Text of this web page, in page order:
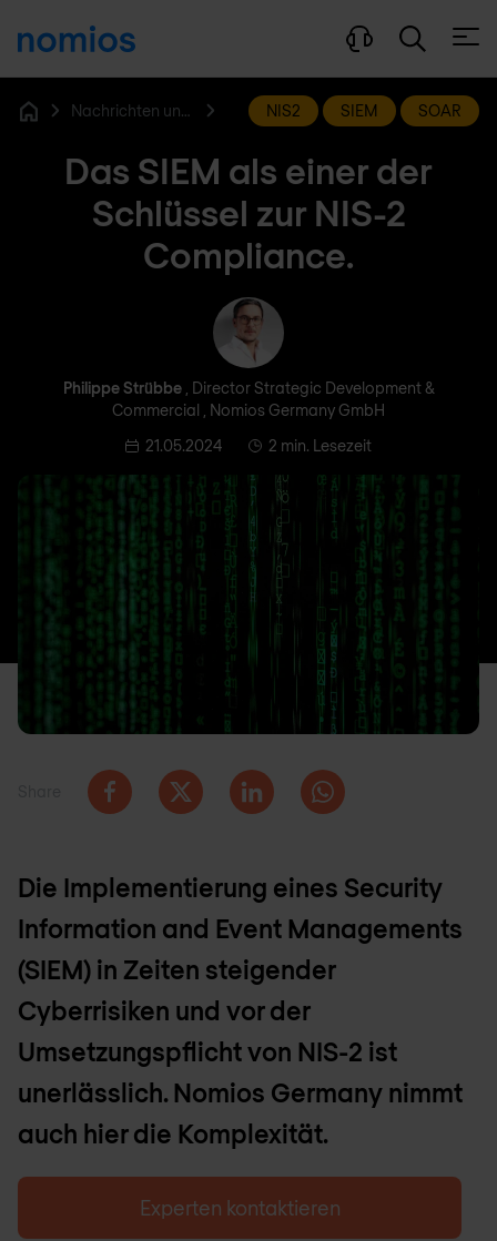
Nachrichten und Blog NIS2 SIEM SOAR
Das SIEM als einer der
Schlüssel zur NIS-2
Compliance.
Philippe Strübbe
Philippe Strübbe, Director Strategic Development &
Commercial , Nomios Germany GmbH
21.05.2024
2 min. Lesezeit
Die Implementierung eines Security
Information and Event Managements
(SIEM) in Zeiten steigender
Cyberrisiken und vor der
Umsetzungspflicht von NIS-2 ist
unerlässlich. Nomios Germany nimmt
auch hier die Komplexität.
Experten kontaktieren